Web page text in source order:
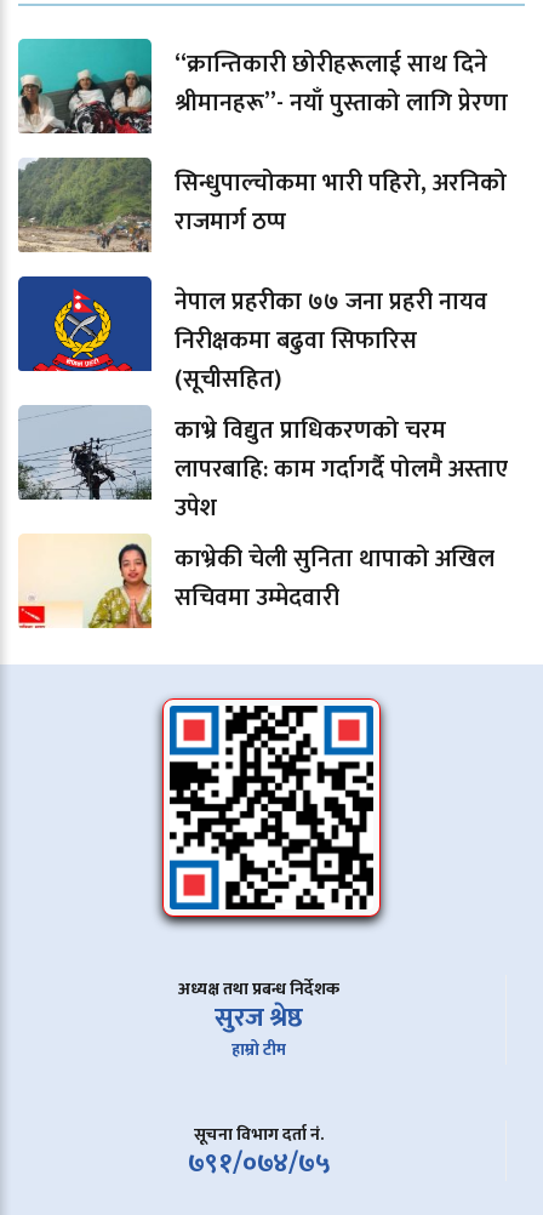
“क्रान्तिकारी छोरीहरूलाई साथ दिने
श्रीमानहरू”- नयाँ पुस्ताको लागि प्रेरणा
सिन्धुपाल्चोकमा भारी पहिरो, अरनिको
राजमार्ग ठप्प
नेपाल प्रहरीका ७७ जना प्रहरी नायव
निरीक्षकमा बढुवा सिफारिस
(सूचीसहित)
काभ्रे विद्युत प्राधिकरणको चरम
लापरबाहि: काम गर्दागर्दै पोलमै अस्ताए
उपेश
काभ्रेकी चेली सुनिता थापाको अखिल
सचिवमा उम्मेदवारी
अध्यक्ष तथा प्रबन्ध निर्देशक
सुरज श्रेष्ठ
हाम्रो टीम
सूचना विभाग दर्ता नं.
७९१/०७४/७५